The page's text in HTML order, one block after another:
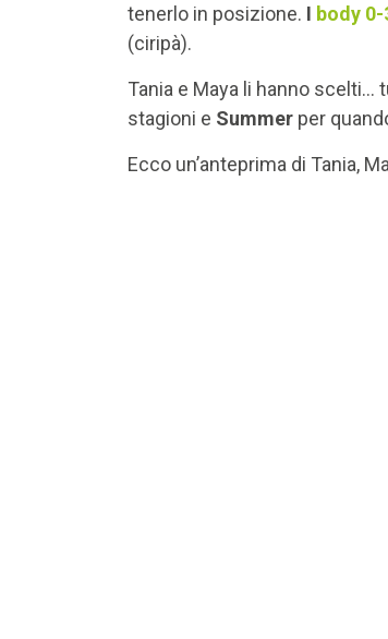
tenerlo in posizione. I body
(ciripà).
Tania e Maya li hanno
stagioni e Summer per
Ecco un’anteprima di Tania,